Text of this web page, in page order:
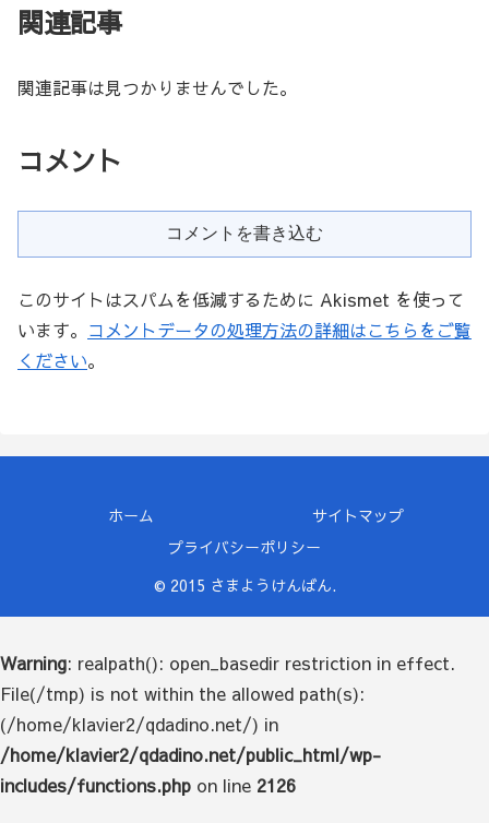
関連記事
関連記事は見つかりませんでした。
コメント
コメントを書き込む
このサイトはスパムを低減するために Akismet を使って
います。 コメントデータの処理方法の詳細はこちらをご覧
ください。
ホーム
サイトマップ
プライバシーポリシー
© 2015 さまようけんばん.
Warning: realpath(): open_basedir restriction in effect.
File(/tmp) is not within the allowed path(s):
(/home/klavier2/qdadino.net/) in
/home/klavier2/qdadino.net/public_html/wp-
includes/functions.php on line 2126